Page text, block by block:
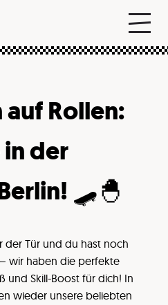
Rollen:
der
🛹🐣
der Tür und du hast noch
wir haben die perfekte
und Skill-Boost für dich! In
wieder unsere beliebten